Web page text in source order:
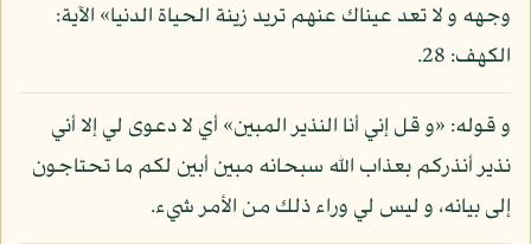
وجهه و لا تعد عيناك عنهم تريد زينة الحياة الدنيا» الآية:
الكهف: 28.
و قوله: «و قل إني أنا النذير المبين» أي لا دعوى لي إلا أني
نذير أنذركم بعذاب الله سبحانه مبين أبين لكم ما تحتاجون
إلى بيانه، و ليس لي وراء ذلك من الأمر شيء.